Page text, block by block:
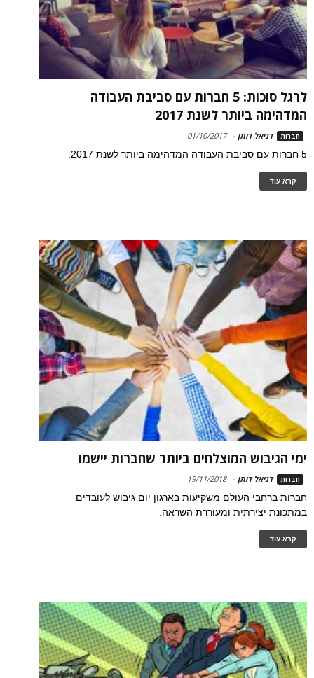
לרגל סוכות: 5 חברות עם סביבת העבודה
המדהימה ביותר לשנת 2017
חברות דניאל דותן -
01/10/2017
5 חברות עם סביבת העבודה המדהימה ביותר לשנת 2017.
קרא עוד
ימי הגיבוש המוצלחים ביותר שחברות יישמו
חברות דניאל דותן -
19/11/2018
חברות ברחבי העולם משקיעות בארגון יום גיבוש לעובדים
במתכונת יצירתית ומעוררת השראה.
קרא עוד